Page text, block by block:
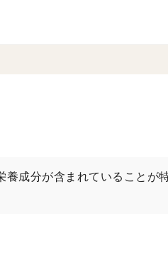
成分が含まれていることが